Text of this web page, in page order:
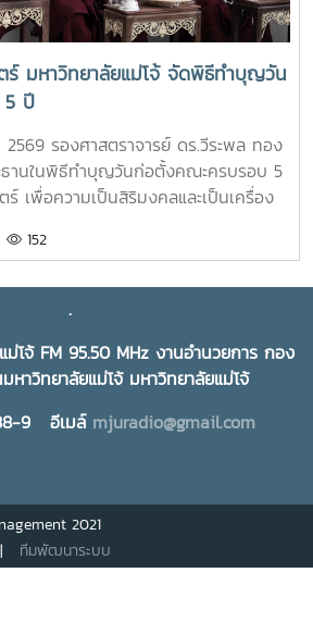
มหาวิทยาลัยแม่โจ้ จัดพิธีทำบุญวัน
5 ปี
รองศาสตราจารย์ ดร.วีระพล ทอง
ธานในพิธีทำบุญวันก่อตั้งคณะครบรอบ 5
เพื่อความเป็นสิริมงคลและเป็นเครื่อง
ผู้บริหารมหาวิทยาลัย ผู้บริหารคณะสัตว
152
.
โจ้ FM 95.50 MHz งานอำนวยการ กอง
หาวิทยาลัยแม่โจ้ มหาวิทยาลัยแม่โจ้
9 อีเมล์ mjuradio@gmail.com
2021
ทีมพัฒนาระบบ